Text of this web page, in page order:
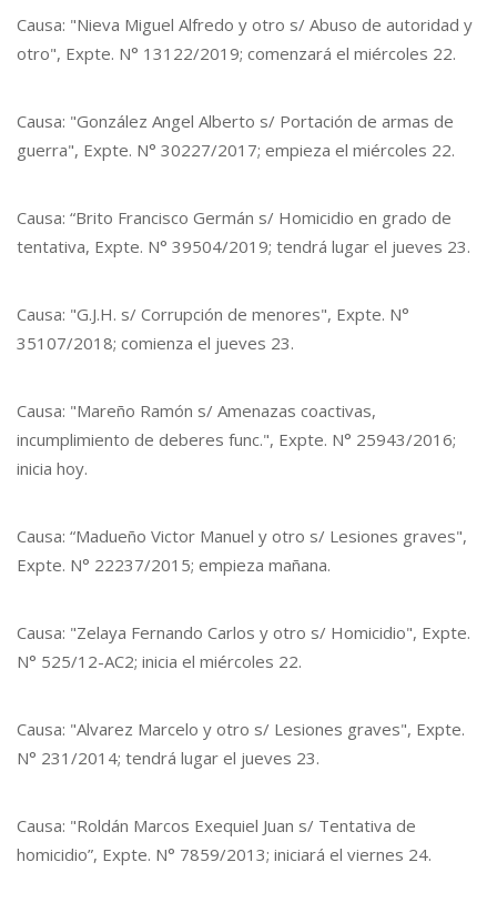
Causa: "Nieva Miguel Alfredo y otro s/ Abuso de autoridad y
otro", Expte. N° 13122/2019; comenzará el miércoles 22.
Causa: "González Angel Alberto s/ Portación de armas de
guerra", Expte. N° 30227/2017; empieza el miércoles 22.
Causa: “Brito Francisco Germán s/ Homicidio en grado de
tentativa, Expte. N° 39504/2019; tendrá lugar el jueves 23.
Causa: "G.J.H. s/ Corrupción de menores", Expte. N°
35107/2018; comienza el jueves 23.
Causa: "Mareño Ramón s/ Amenazas coactivas,
incumplimiento de deberes func.", Expte. N° 25943/2016;
inicia hoy.
Causa: “Madueño Victor Manuel y otro s/ Lesiones graves",
Expte. N° 22237/2015; empieza mañana.
Causa: "Zelaya Fernando Carlos y otro s/ Homicidio", Expte.
N° 525/12-AC2; inicia el miércoles 22.
Causa: "Alvarez Marcelo y otro s/ Lesiones graves", Expte.
N° 231/2014; tendrá lugar el jueves 23.
Causa: "Roldán Marcos Exequiel Juan s/ Tentativa de
homicidio”, Expte. N° 7859/2013; iniciará el viernes 24.